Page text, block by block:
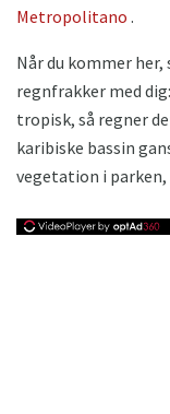
Metropolitano .
Når du kommer
regnfrakker med
tropisk, så regner
karibiske bassin
vegetation i parken,